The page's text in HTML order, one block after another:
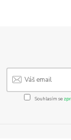
Souhlasím se